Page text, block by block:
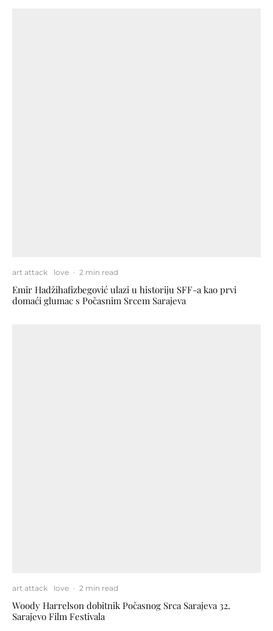
art attack love · 2 min read
Emir Hadžihafizbegović ulazi u historiju SFF-a kao prvi
domaći glumac s Počasnim Srcem Sarajeva
art attack love · 2 min read
Woody Harrelson dobitnik Počasnog Srca Sarajeva 32.
Sarajevo Film Festivala